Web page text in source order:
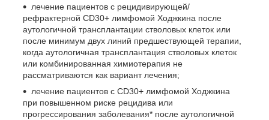
лечение пациентов с рецидивирующей/
рефрактерной CD30+ лимфомой Ходжкина после
аутологичной трансплантации стволовых клеток или
после минимум двух линий предшествующей терапии,
когда аутологичная трансплантация стволовых клеток
или комбинированная химиотерапия не
рассматриваются как вариант лечения;
лечение пациентов с CD30+ лимфомой Ходжкина
при повышенном риске рецидива или
прогрессирования заболевания* после аутологичной